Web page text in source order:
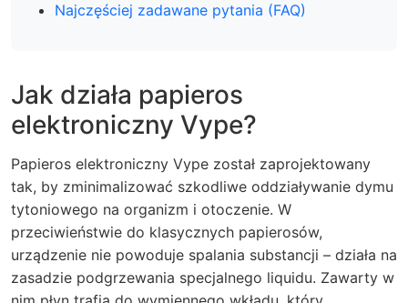
Najczęściej zadawane pytania (FAQ)
Jak działa papieros
elektroniczny Vype?
Papieros elektroniczny Vype został zaprojektowany
tak, by zminimalizować szkodliwe oddziaływanie dymu
tytoniowego na organizm i otoczenie. W
przeciwieństwie do klasycznych papierosów,
urządzenie nie powoduje spalania substancji – działa na
zasadzie podgrzewania specjalnego liquidu. Zawarty w